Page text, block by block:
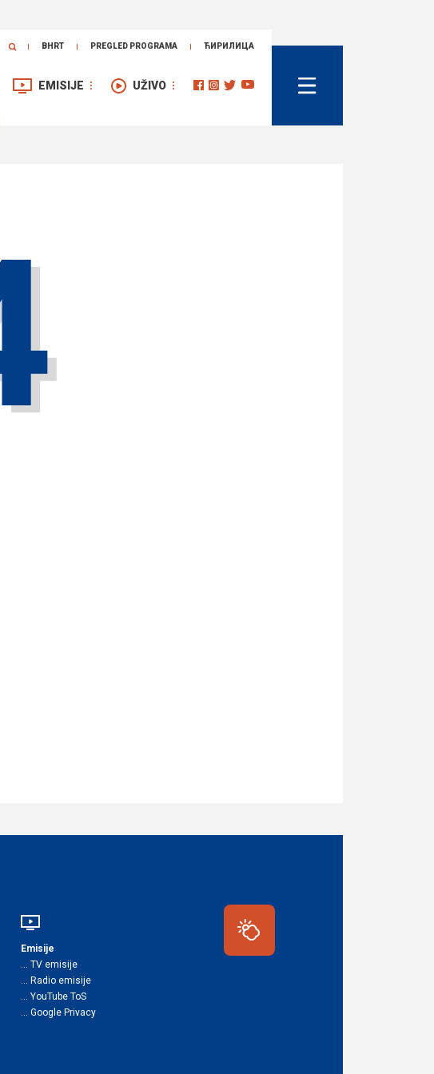
EMISIJE UŽIVO
BHRT PREGLED PROGRAMA ЋИРИЛИЦА
Emisije
… TV emisije
… Radio emisije
… YouTube ToS
… Google Privacy